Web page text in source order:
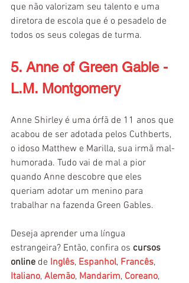
que não valorizam seu talento e uma
diretora de escola que é o pesadelo de
todos os seus colegas de turma.
5. Anne of Green Gable -
L.M. Montgomery
Anne Shirley é uma órfã de 11 anos que
acabou de ser adotada pelos Cuthberts,
o idoso Matthew e Marilla, sua irmã mal-
humorada. Tudo vai de mal a pior
quando Anne descobre que eles
queriam adotar um menino para
trabalhar na fazenda Green Gables.
Deseja aprender uma língua
estrangeira? Então, confira os cursos
online de Inglês, Espanhol, Francês,
Italiano, Alemão, Mandarim, Coreano,